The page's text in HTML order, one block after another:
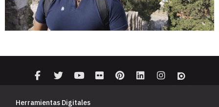
Herramientas Digitales